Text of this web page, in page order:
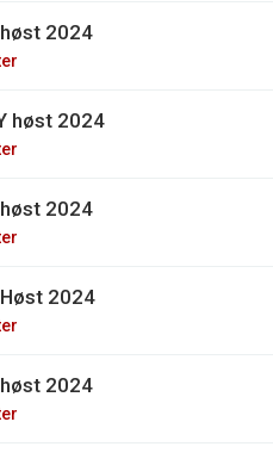
2024
høst 2024
2024
2024
2024